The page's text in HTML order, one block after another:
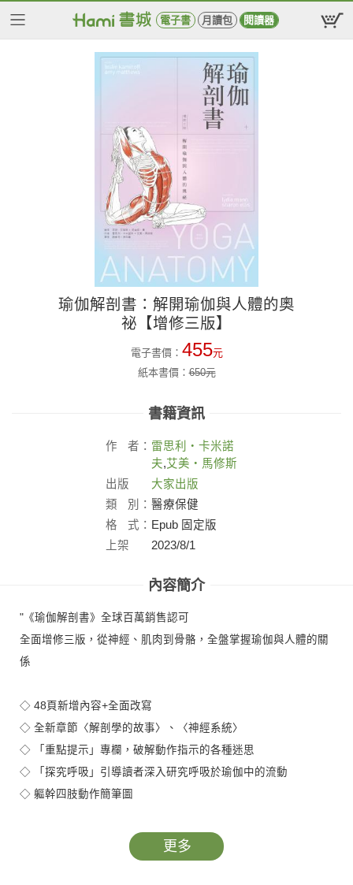
電子書 月讀包 閱讀器
瑜伽解剖書：解開瑜伽與人體的奧
祕【增修三版】
電子書價： 455元
紙本書價：650元
書籍資訊
作 者： 雷思利‧卡米諾
夫,艾美‧馬修斯
出版
社：
大家出版
類
別： 醫療保健
格
式： Epub 固定版
上架
2023/8/1
內容簡介
"《瑜伽解剖書》全球百萬銷售認可
全面增修三版，從神經、肌肉到骨骼，全盤掌握瑜伽與人體的關
係
◇ 48頁新增內容+全面改寫
◇ 全新章節〈解剖學的故事〉、〈神經系統〉
◇ 「重點提示」專欄，破解動作指示的各種迷思
◇ 「探究呼吸」引導讀者深入研究呼吸於瑜伽中的流動
◇ 軀幹四肢動作簡筆圖
《瑜伽解剖書》從初版上市以來開創以解剖學角度分析瑜伽的先
河，十六年來協助全球上百萬瑜伽愛好者深入了解瑜伽如何影響
更多